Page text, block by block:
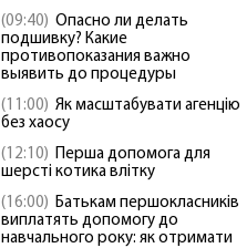
(09:40) Опасно ли делать
подшивку? Какие
противопоказания важно
выявить до процедуры
(11:00) Як масштабувати агенцію
без хаосу
(12:10) Перша допомога для
шерсті котика влітку
(16:00) Батькам першокласників
виплатять допомогу до
навчального року: як отримати